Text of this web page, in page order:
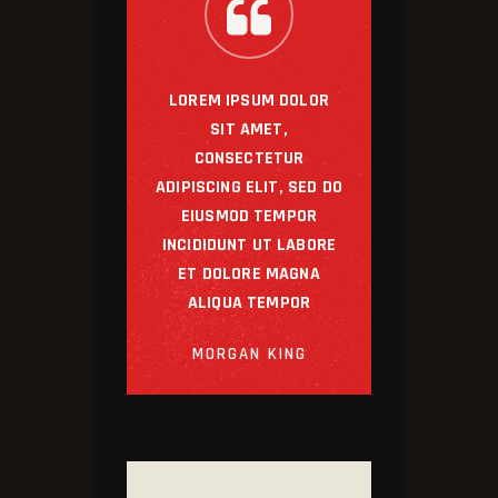
LOREM IPSUM DOLOR
SIT AMET,
CONSECTETUR
ADIPISCING ELIT, SED DO
EIUSMOD TEMPOR
INCIDIDUNT UT LABORE
ET DOLORE MAGNA
ALIQUA TEMPOR
MORGAN KING